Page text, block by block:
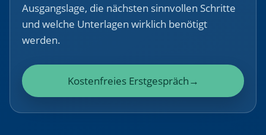
Ausgangslage, die nächsten sinnvollen Schritte
und welche Unterlagen wirklich benötigt
werden.
Kostenfreies Erstgespräch→